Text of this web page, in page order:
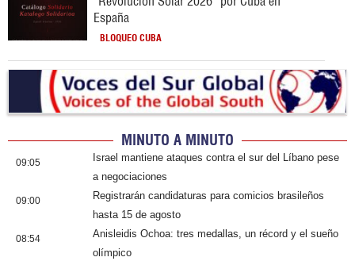
España
BLOQUEO CUBA
MINUTO A MINUTO
09:05
Israel mantiene ataques contra el sur del Líbano pese
a negociaciones
09:00
Registrarán candidaturas para comicios brasileños
hasta 15 de agosto
08:54
Anisleidis Ochoa: tres medallas, un récord y el sueño
olímpico